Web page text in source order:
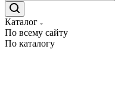
Каталог
По всему сайту
По каталогу